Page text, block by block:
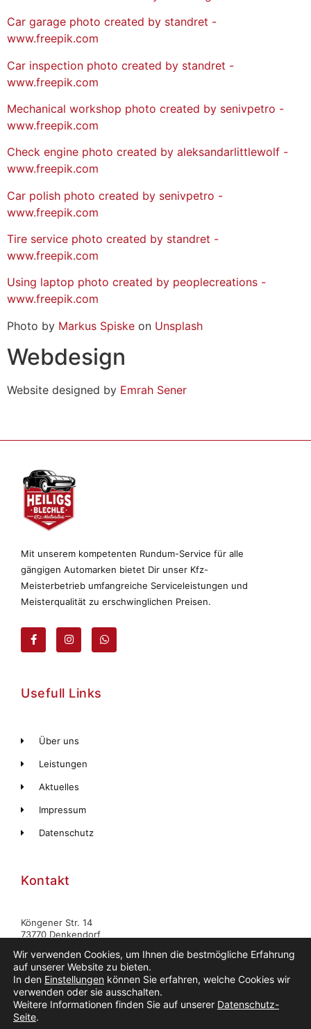
Car garage photo created by standret -
www.freepik.com
Car inspection photo created by standret -
www.freepik.com
Mechanical workshop photo created by senivpetro -
www.freepik.com
Check engine photo created by aleksandarlittlewolf -
www.freepik.com
Car polish photo created by senivpetro -
www.freepik.com
Tire service photo created by standret -
www.freepik.com
Using laptop photo created by peoplecreations -
www.freepik.com
Photo by Markus Spiske on Unsplash
Webdesign
Website designed by Emrah Sener
Mit unserem kompetenten Rundum-Service für alle
gängigen Automarken bietet Dir unser Kfz-
Meisterbetrieb umfangreiche Serviceleistungen und
Meisterqualität zu erschwinglichen Preisen.
Usefull Links
Über uns
Leistungen
Aktuelles
Impressum
Datenschutz
Kontakt
Köngener Str. 14
73770 Denkendorf
0172 8220090
heiligsblechledenkendorf@hotmail.com
Wir verwenden Cookies, um Ihnen die bestmögliche Erfahrung
auf unserer Website zu bieten.
In den Einstellungen können Sie erfahren, welche Cookies wir
verwenden oder sie ausschalten.
Weitere Informationen finden Sie auf unserer Datenschutz-
Seite.